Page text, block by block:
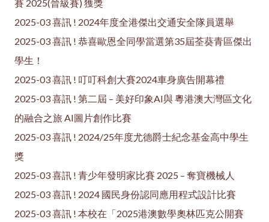
賽 2025(晉級賽) 獲獎
2025-03 喜訊 ! 2024年度全港傑出交通安全隊員選舉
2025-03 喜訊 ! 恭喜歐恩全同學當選第35屆荃葵青區傑出
學生！
2025-03 喜訊 ! 叮叮科創大賽2024車身廣告開幕禮
2025-03 喜訊 ! 第二屆 – 美好印象AI與 粵港澳大灣區文化
的融合之旅 AI圖片創作比賽
2025-03 喜訊 ! 2024/25年度尤德爵士紀念基金高中學生
獎
2025-03 喜訊 ! 青少年發明家比賽 2025 – 奪寶機械人
2025-03 喜訊 ! 2024 國民身份認同應用程式設計比賽
2025-03 喜訊 ! 本校在「2025港澳數學奧林匹克公開賽